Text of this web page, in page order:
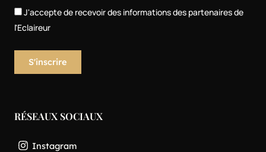
J'accepte de recevoir des informations des partenaires de
l'Eclaireur
RÉSEAUX SOCIAUX
Instagram